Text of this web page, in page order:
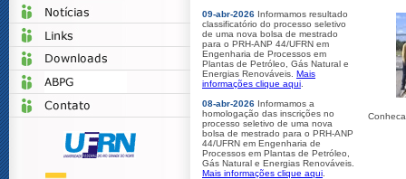
09-abr-2026 Informamos resultado
classificatório do processo seletivo
de uma nova bolsa de mestrado
para o PRH-ANP 44/UFRN em
Engenharia de Processos em
Plantas de Petróleo, Gás Natural e
Energias Renováveis. Mais
informações clique aqui
08-abr-2026 Informamos a
homologação das inscrições no
processo seletivo de uma nova
bolsa de mestrado para o PRH-ANP
44/UFRN em Engenharia de
Processos em Plantas de Petróleo,
Gás Natural e Energias Renováveis.
Mais informações clique aqui